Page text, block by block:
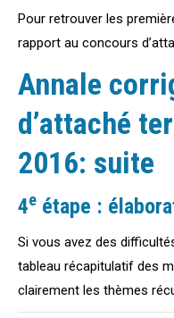
Pour retrouver les
rapport au concours
Annale
d’attaché
2016: suite
4e étape :
Si vous avez des
tableau récapitulatif des
clairement les thèmes